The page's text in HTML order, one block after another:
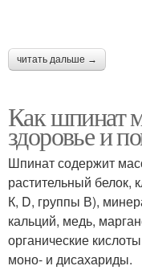
читать дальше →
Как шпинат
здоровье и
Шпинат содержит
растительный белок,
К, D, группы В),
кальций, медь,
органические
моно- и дисахариды.